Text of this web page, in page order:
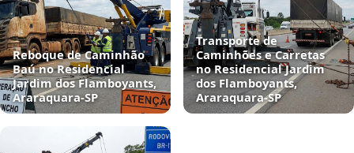
Reboque de Caminhão
Baú no Residencial
Jardim dos Flamboyants,
Araraquara‑SP
Transporte de
Caminhões e Carretas
no Residencial Jardim
dos Flamboyants,
Araraquara‑SP